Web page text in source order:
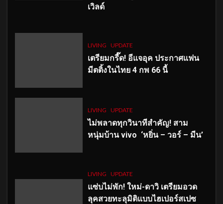
เวิลด์
LIVING UPDATE
เตรียมกรี๊ด! อีแจอุค ประกาศแฟน
มีตติ้งในไทย 4 กพ 66 นี้
LIVING UPDATE
ไม่พลาดทุกวินาทีสำคัญ! สาม
หนุ่มบ้าน vivo ‘หยิ่น – วอร์ – มีน’
LIVING UPDATE
แซ่บไม่พัก! ใหม่-ดาวิ เตรียมอวด
ลุคสวยทะลุมิติแบบไฮเปอร์สเปซ